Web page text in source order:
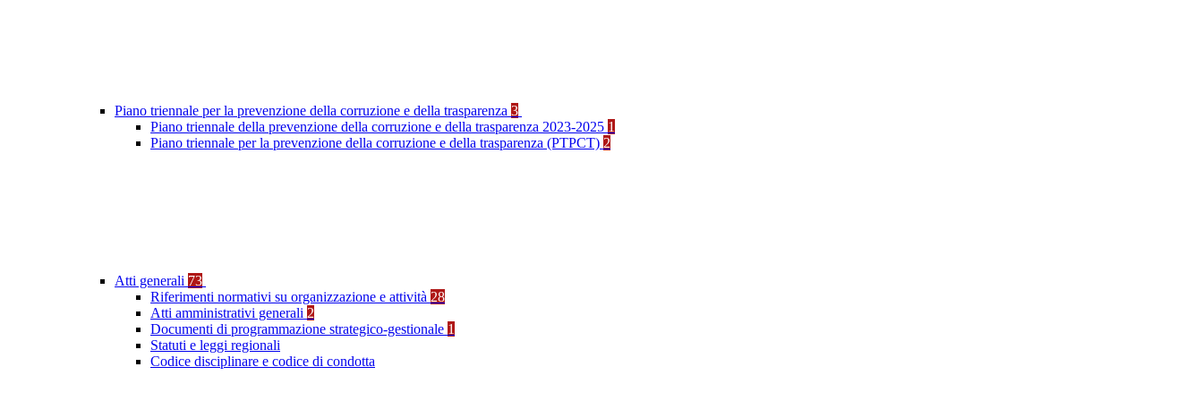
Piano triennale per la prevenzione della corruzione e della trasparenza 3
Piano triennale della prevenzione della corruzione e della trasparenza 2023-2025 1
Piano triennale per la prevenzione della corruzione e della trasparenza (PTPCT) 2
Atti generali 73
Riferimenti normativi su organizzazione e attività 28
Atti amministrativi generali 2
Documenti di programmazione strategico-gestionale 1
Statuti e leggi regionali
Codice disciplinare e codice di condotta